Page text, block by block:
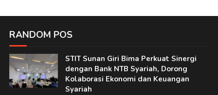
RANDOM POS
STIT Sunan Giri Bima Perkuat Sinergi
dengan Bank NTB Syariah, Dorong
Kolaborasi Ekonomi dan Keuangan
Syariah